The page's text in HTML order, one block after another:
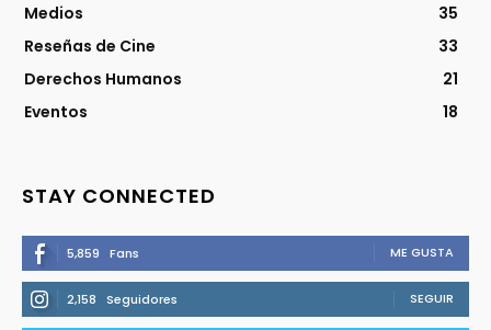
Medios
35
Reseñas de Cine
33
Derechos Humanos
21
Eventos
18
STAY CONNECTED
5,859 Fans ME GUSTA
2,158 Seguidores SEGUIR